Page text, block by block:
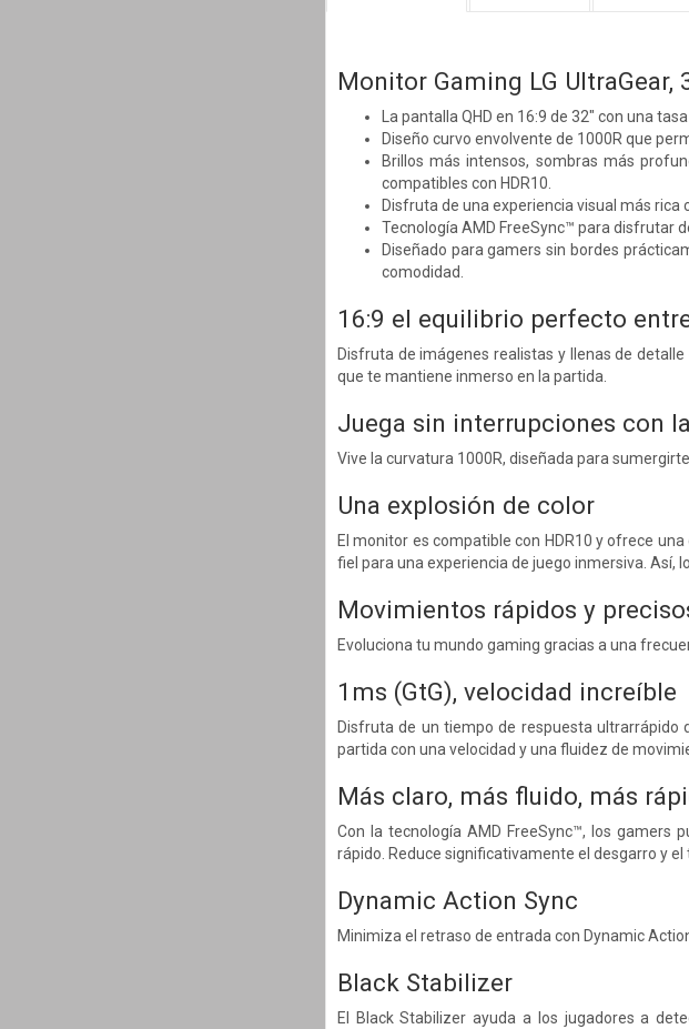
Monitor Gaming LG UltraGear,
La pantalla QHD en 16:9 de 32" con una
Diseño curvo envolvente de 1000R que
Brillos más intensos, sombras más
compatibles con HDR10.
Disfruta de una experiencia visual más rica
Tecnología AMD FreeSync™ para disfrutar
Diseñado para gamers sin bordes
comodidad.
16:9 el equilibrio perfecto
Disfruta de imágenes realistas y llenas de
que te mantiene inmerso en la partida.
Juega sin interrupciones con
Vive la curvatura 1000R, diseñada para
Una explosión de color
El monitor es compatible con HDR10 y ofrece
fiel para una experiencia de juego inmersiva. Así,
Movimientos rápidos y
Evoluciona tu mundo gaming gracias a una
1ms (GtG), velocidad increíble
Disfruta de un tiempo de respuesta
partida con una velocidad y una fluidez de
Más claro, más fluido, más
Con la tecnología AMD FreeSync™, los gamers
rápido. Reduce significativamente el desgarro y
Dynamic Action Sync
Minimiza el retraso de entrada con Dynamic
Black Stabilizer
El Black Stabilizer ayuda a los jugadores a